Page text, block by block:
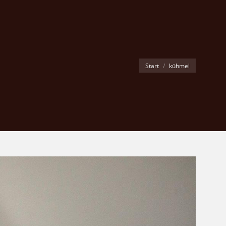
Sie befinden sich hier:
Start kühmel